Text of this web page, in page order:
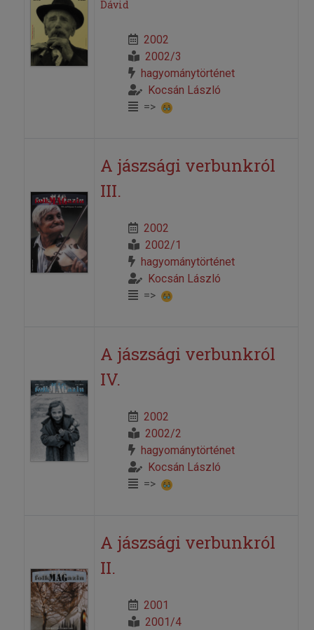
Dávid
2002
2002/3
hagyománytörténet
Kocsán László
=>
A jászsági verbunkról
III.
2002
2002/1
hagyománytörténet
Kocsán László
=>
A jászsági verbunkról
IV.
2002
2002/2
hagyománytörténet
Kocsán László
=>
A jászsági verbunkról
II.
2001
2001/4